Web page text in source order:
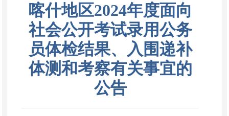
喀什地区2024年度面向
社会公开考试录用公务
员体检结果、入围递补
体测和考察有关事宜的
公告